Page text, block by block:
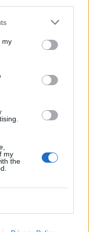
my
my
the
παραγωγός
και